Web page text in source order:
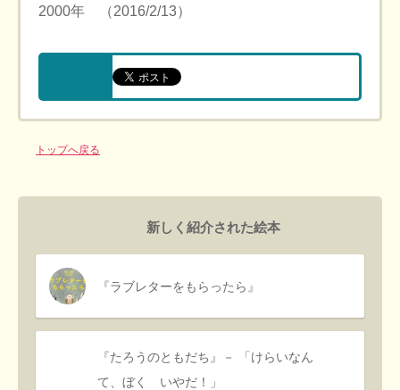
2000年 （2016/2/13）
トップへ戻る
新しく紹介された絵本
『ラブレターをもらったら』
『たろうのともだち』－ 「けらいなん
て、ぼく いやだ！」